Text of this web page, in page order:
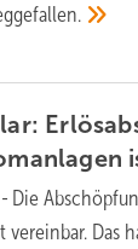
- Die
vereinbar. Das